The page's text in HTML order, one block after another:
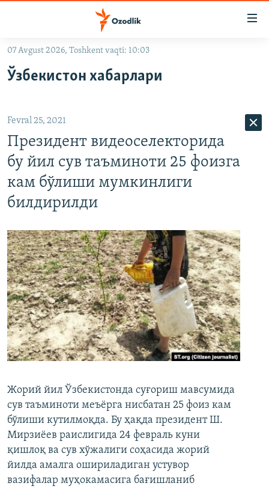
Асосий
Қидиришга
ўтинг
OZODLIK SURISHTIRUVLARI
На русском
ИЖТИМОИЙ ТАРМОҚЛАР
Озодлик бошқа тилларда
07 Avgust 2026, Toshkent vaqti: 10:03
Ўзбекистон хабарлари
Fevral 25, 2021
Президент видеоселекторида
бу йил сув таъминоти 25 фоизга
кам бўлиши мумкинлиги
билдирилди
Жорий йил Ўзбекистонда суғориш мавсумида
сув таъминоти меъёрга нисбатан 25 фоиз кам
бўлиши кутилмоқда. Бу ҳақда президент Ш.
Мирзиёев раислигида 24 февраль куни
қишлоқ ва сув хўжалиги соҳасида жорий
йилда амалга ошириладиган устувор
вазифалар муҳокамасига бағишланиб